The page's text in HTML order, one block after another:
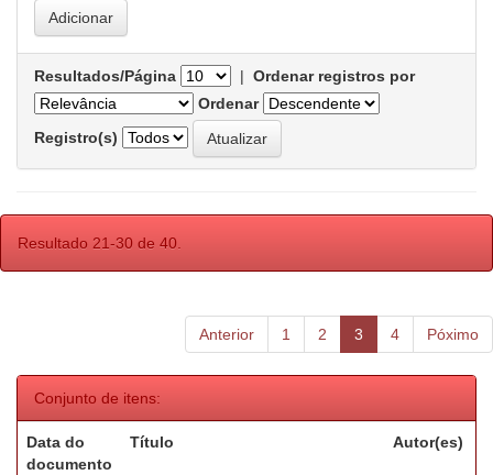
Resultados/Página | Ordenar registros por
Ordenar
Registro(s)
Resultado 21-30 de 40.
Anterior 1 2 3 4 Póximo
Conjunto de itens:
Data do
documento
Título Autor(es)